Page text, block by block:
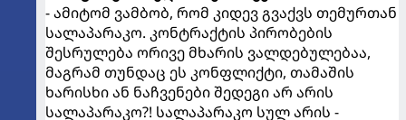
- ამიტომ ვამბობ, რომ კიდევ გვაქვს თემურთან
სალაპარაკო. კონტრაქტის პირობების
შესრულება ორივე მხარის ვალდებულებაა,
მაგრამ თუნდაც ეს კონფლიქტი, თამაშის
ხარისხი ან ნაჩვენები შედეგი არ არის
სალაპარაკო?! სალაპარაკო სულ არის -